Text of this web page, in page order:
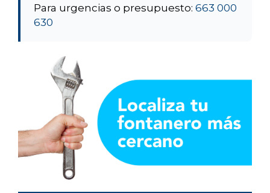
Para urgencias o presupuesto: 663 000
630